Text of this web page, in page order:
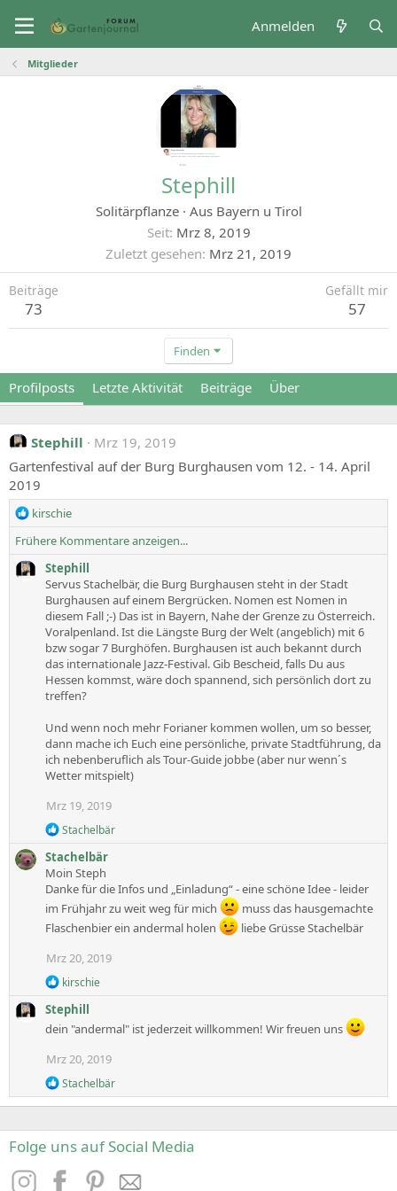
Anmelden
Mitglieder
Stephill
Solitärpflanze · Aus Bayern u Tirol
Seit Mrz 8, 2019
Zuletzt gesehen Mrz 21, 2019
Beiträge
73
Gefällt mir
57
Finden
Profilposts Letzte Aktivität Beiträge Über
Stephill
Mrz 19, 2019
Gartenfestival auf der Burg Burghausen vom 12. - 14. April
2019
R
a
c
t
kirschie
Frühere Kommentare anzeigen...
Stephill
Servus Stachelbär, die Burg Burghausen steht in der Stadt
Burghausen auf einem Bergrücken. Nomen est Nomen in
diesem Fall ;-) Das ist in Bayern, Nahe der Grenze zu Österreich.
Voralpenland. Ist die Längste Burg der Welt (angeblich) mit 6
bzw sogar 7 Burghöfen. Burghausen ist auch bekannt durch
das internationale Jazz-Festival. Gib Bescheid, falls Du aus
Hessen kommst, wäre doch spannend, sich persönlich dort zu
treffen?
Und wenn noch mehr Forianer kommen wollen, um so besser,
dann mache ich Euch eine persönliche, private Stadtführung, da
ich nebenberuflich als Tour-Guide jobbe (aber nur wenn´s
Wetter mitspielt)
Mrz 19, 2019
R
a
c
t
o
n
:
Stachelbär
Stachelbär
Moin Steph
Danke für die Infos und „Einladung“ - eine schöne Idee - leider
im Frühjahr zu weit weg für mich
muss das hausgemachte
Flaschenbier ein andermal holen
liebe Grüsse Stachelbär
Mrz 20, 2019
R
a
t
o
n
s
:
kirschie
Stephill
dein "andermal" ist jederzeit willkommen! Wir freuen uns
Mrz 20, 2019
R
e
a
i
o
n
Stachelbär
Folge uns auf Social Media